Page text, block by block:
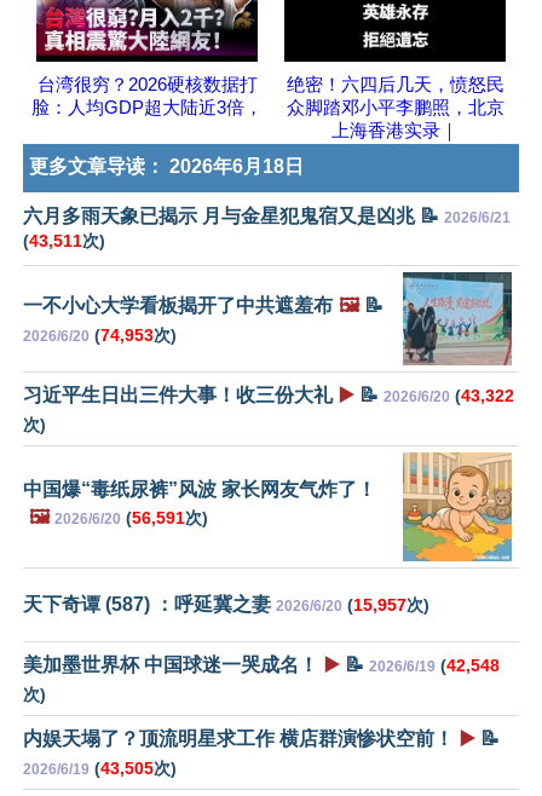
台湾很穷？2026硬核数据打
脸：人均GDP超大陆近3倍，
绝密！六四后几天，愤怒民
众脚踏邓小平李鹏照，北京
上海香港实录｜
更多文章导读： 2026年6月18日
六月多雨天象已揭示 月与金星犯鬼宿又是凶兆 📝 2026/6/21
(43,511次)
一不小心大学看板揭开了中共遮羞布 🖼️📝
2026/6/20 (74,953次)
习近平生日出三件大事！收三份大礼 ▶️ 📝 2026/6/20 (43,322
次)
中国爆“毒纸尿裤”风波 家长网友气炸了！
🖼️ 2026/6/20 (56,591次)
天下奇谭 (587) ：呼延冀之妻 2026/6/20 (15,957次)
美加墨世界杯 中国球迷一哭成名！ ▶️ 📝 2026/6/19 (42,548
次)
内娱天塌了？顶流明星求工作 横店群演惨状空前！ ▶️ 📝
2026/6/19 (43,505次)